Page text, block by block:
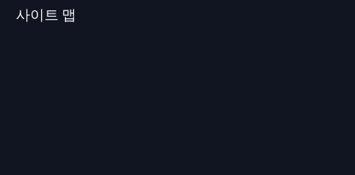
사이트 맵